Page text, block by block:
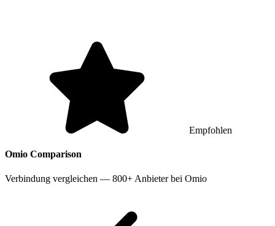
Empfohlen
Omio Comparison
Verbindung vergleichen — 800+ Anbieter bei Omio